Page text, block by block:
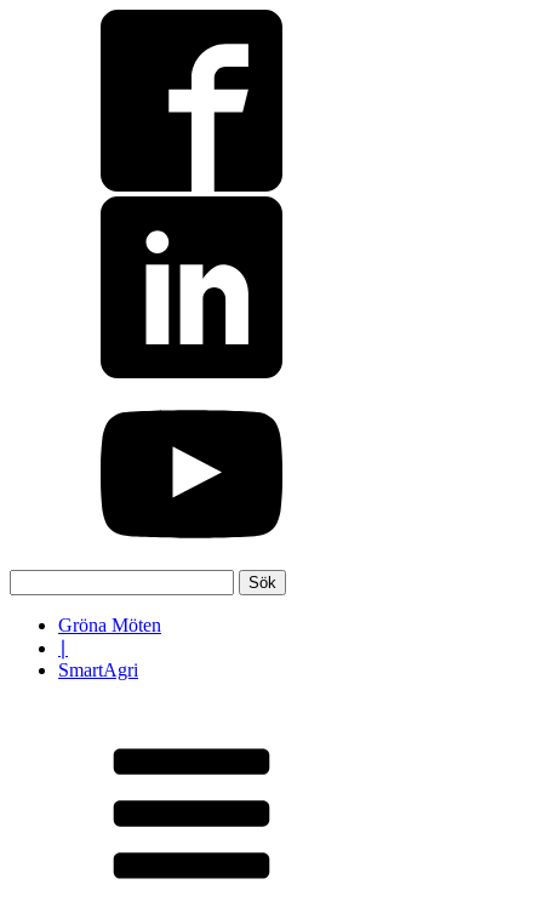
efter:
Gröna Möten
SmartAgri